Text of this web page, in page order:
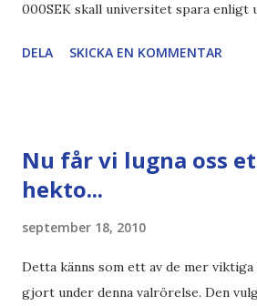
000SEK skall universitet spara enligt
"bläck". Dels så undrar jag om de 30%
min bloggläsarundersökning Läs även
åsikter om Century Gothic ,
DN , Ex
DELA SKICKA EN KOMMENTAR
Nu får vi lugna oss
hekto...
september 18, 2010
Detta känns som ett av de mer
gjort under denna valrörelse. Den